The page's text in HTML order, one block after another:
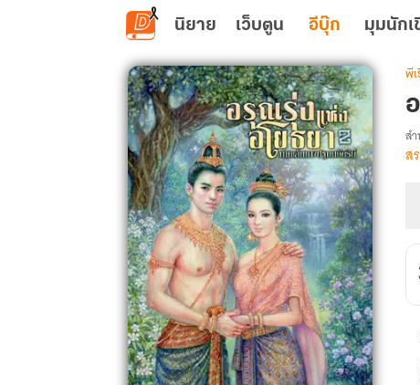
ข้ามไปยังเนื้อหาหลัก
นิยาย เว็บตูน อีบุ๊ก มุมนักเ
พี
เรื่
โ
(อี
บุ๊
ส
ส